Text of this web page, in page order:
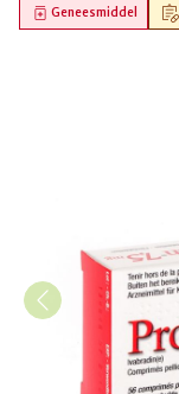
Geneesmiddel